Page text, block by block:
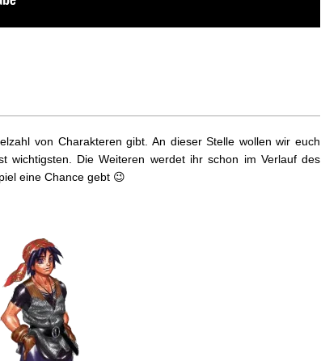
von Charakteren gibt. An dieser Stelle wollen wir euch
wichtigsten. Die Weiteren werdet ihr schon im Verlauf des
eine Chance gebt 😉